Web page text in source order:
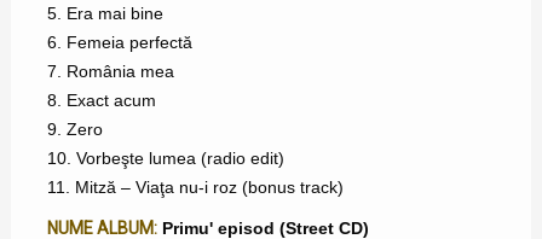
5. Era mai bine
6. Femeia perfectă
7. România mea
8. Exact acum
9. Zero
10. Vorbeşte lumea (radio edit)
11. Mitză – Viaţa nu-i roz (bonus track)
NUME ALBUM: Primu' episod (Street CD)